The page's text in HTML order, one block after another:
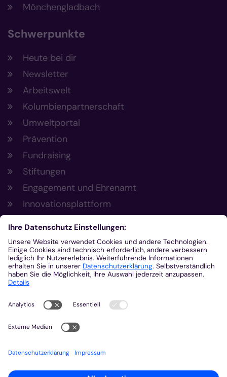
Mönchengladbach
Schwerpunkte
Heute bei dir
Newsletter
Arbeitswelt
Kolumbienpartnerschaft
Umweltportal
Prävention
Fundraising
Stiftungen
Engagement und Ehrenamt
Innovationsplattform
Aus der Plattform
Nachrichten
Veranstaltungen
Gottesdienste
Stellenangebote
Kirchenzeitung
Amtsblatt (Kirchlicher Anzeiger)
Rechtsdatenbank
Meldestelle gemäß Hinweisgeberschutzgesetz